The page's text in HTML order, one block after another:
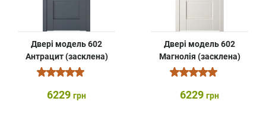
Двері модель 602
Антрацит (засклена)
6229 грн
Двері модель 602
Магнолія (засклена)
6229 грн